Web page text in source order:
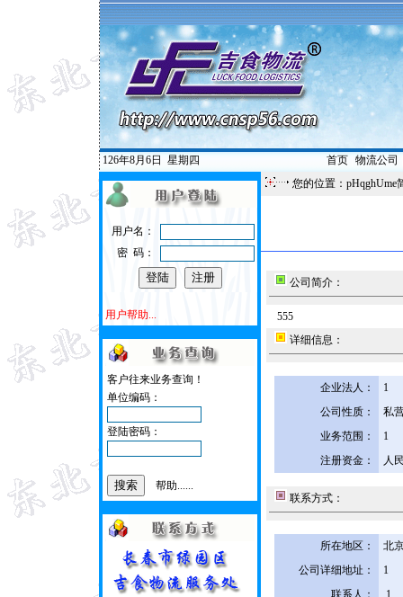
126年8月6日 星期四 首页| 物流公司
用户名：
密 码：
用户帮助...
客户往来业务查询！
单位编码：
登陆密码：
帮助......
您的位置：pHqghUme
公司简介：
555
详细信息：
企业法人：
1
公司性质：
私
业务范围：
1
注册资金：
人
联系方式：
所在地区：
北
公司详细地址：
1
联系人：
1